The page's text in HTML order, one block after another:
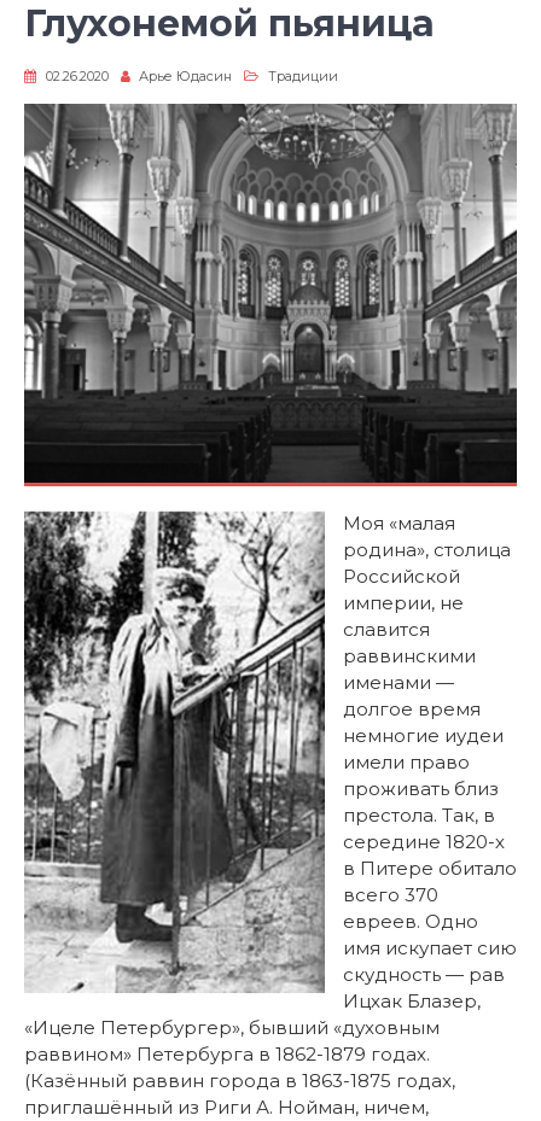
Глухонемой пьяница
02.26.2020 Арье Юдасин Традиции
Моя «малая
родина», столица
Российской
империи, не
славится
раввинскими
именами —
долгое время
немногие иудеи
имели право
проживать близ
престола. Так, в
середине 1820-х
в Питере обитало
всего 370
евреев. Одно
имя искупает сию
скудность — рав
Ицхак Блазер,
«Ицеле Петербургер», бывший «духовным
раввином» Петербурга в 1862-1879 годах.
(Казённый раввин города в 1863-1875 годах,
приглашённый из Риги А. Нойман, ничем,